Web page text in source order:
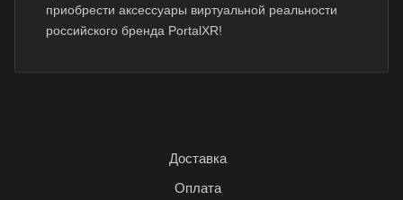
приобрести аксессуары виртуальной реальности
российского бренда PortalXR!
Доставка
Оплата